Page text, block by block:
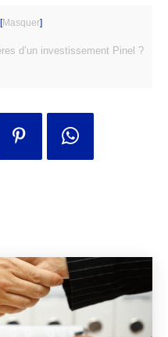
[Masquer]
d’un investissement Pinel ?